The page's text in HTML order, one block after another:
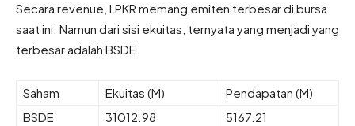
Secara revenue, LPKR memang emiten terbesar di bursa
saat ini. Namun dari sisi ekuitas, ternyata yang menjadi yang
terbesar adalah BSDE.
Saham Ekuitas (M)
Pendapatan (M)
BSDE
31012.98
5167.21